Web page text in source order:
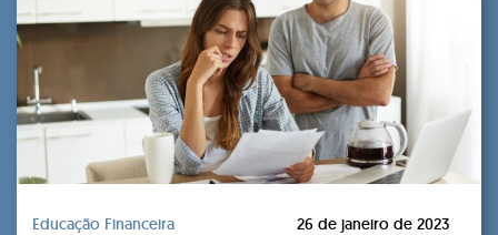
Educação Financeira 26 de janeiro de 2023